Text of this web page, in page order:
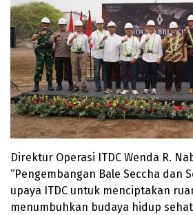
Direktur Operasi ITDC Wenda R.
“Pengembangan Bale Seccha dan
upaya ITDC untuk menciptakan
menumbuhkan budaya hidup